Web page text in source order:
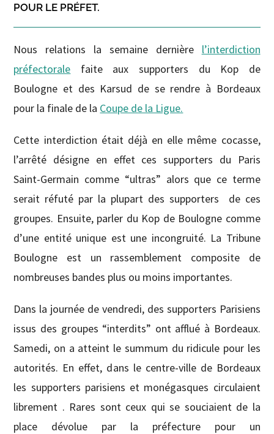
POUR LE PRÉFET.
Nous relations la semaine dernière l’interdiction
préfectorale faite aux supporters du Kop de
Boulogne et des Karsud de se rendre à Bordeaux
pour la finale de la Coupe de la Ligue.
Cette interdiction était déjà en elle même cocasse,
l’arrêté désigne en effet ces supporters du Paris
Saint-Germain comme “ultras” alors que ce terme
serait réfuté par la plupart des supporters de ces
groupes. Ensuite, parler du Kop de Boulogne comme
d’une entité unique est une incongruité. La Tribune
Boulogne est un rassemblement composite de
nombreuses bandes plus ou moins importantes.
Dans la journée de vendredi, des supporters Parisiens
issus des groupes “interdits” ont afflué à Bordeaux.
Samedi, on a atteint le summum du ridicule pour les
autorités. En effet, dans le centre-ville de Bordeaux
les supporters parisiens et monégasques circulaient
librement . Rares sont ceux qui se souciaient de la
place dévolue par la préfecture pour un